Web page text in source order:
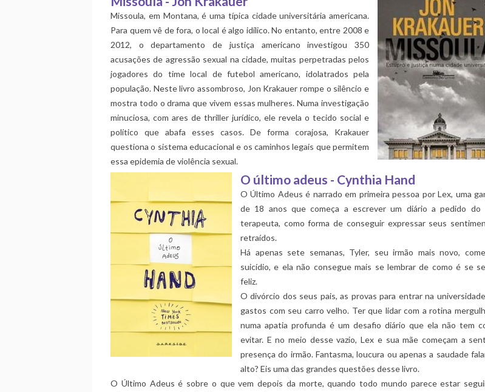
Missoula, em Montana, é uma típica cidade universitária americana.
Para quem vê de fora, o local é algo idílico. No entanto, entre 2008 e
2012, o departamento de justiça americano investigou 350
acusações de agressão sexual na cidade, muitas perpetradas pelos
jogadores do time local de futebol americano, idolatrados pela
população. Neste livro assombroso, Jon Krakauer rompe o silêncio e
mostra todo o drama que vivem essas mulheres. Numa investigação
minuciosa, com ares de thriller jurídico, ele revela o tecido social e
político que abafa esses casos. De forma corajosa, Krakauer
questiona o sistema educacional e os caminhos legais que permitem
essa epidemia de violência sexual.
O último adeus - Cynthia Hand
O Último Adeus é narrado em primeira pessoa por Lex, uma
de 18 anos que começa a escrever um diário a pedido do
terapeuta, como forma de conseguir expressar seus
retraídos.
Há apenas sete semanas, Tyler, seu irmão mais novo,
suicídio, e ela não consegue mais se lembrar de como é se
feliz.
O divórcio dos seus pais, as provas para entrar na
gastos com seu carro velho. Ter que lidar com a rotina
numa apatia profunda é um desafio diário que ela não tem
evitar. E no meio desse vazio, Lex e sua mãe começam a
presença do irmão. Fantasma, loucura ou apenas a saudade
alto? Eis uma das grandes questões desse livro.
O Último Adeus é sobre o que vem depois da morte, quando todo mundo parece estar